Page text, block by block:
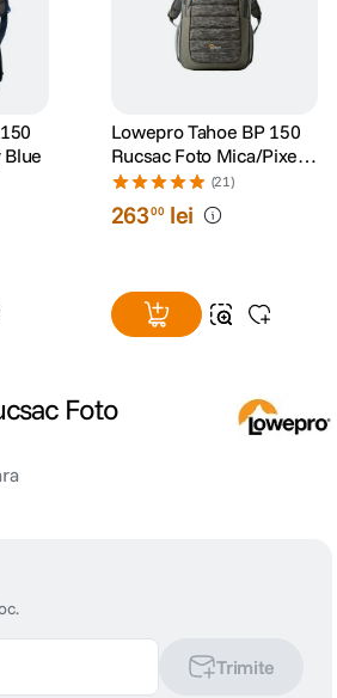
Blue
Lowepro Tahoe BP 150
Rucsac Foto Mica/Pixel
Camo
(21)
26300 lei
Foto
Trimite